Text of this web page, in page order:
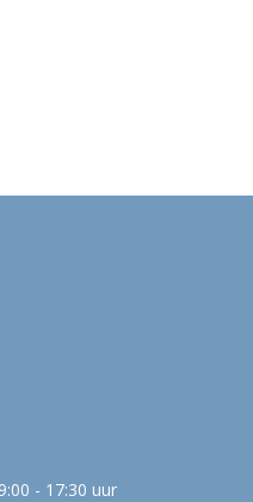
- 17:30 uur